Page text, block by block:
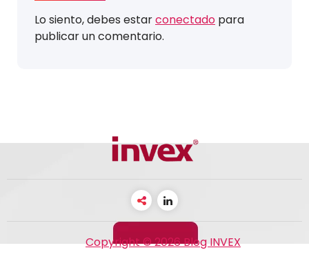
Lo siento, debes estarconectado para
publicar un comentario.
Copyright © 2026 Blog INVEX